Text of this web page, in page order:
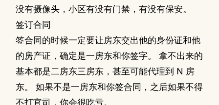
没有摄像头，小区有没有门禁，有没有保安。
签订合同
签合同的时候一定要让房东交出他的身份证和他
的房产证，确定是一房东和你签字。 拿不出来的
基本都是二房东三房东，甚至可能代理到 N 房
东。 如果不是一房东和你签合同，之后如果不得
不打官司，你会很吃亏。